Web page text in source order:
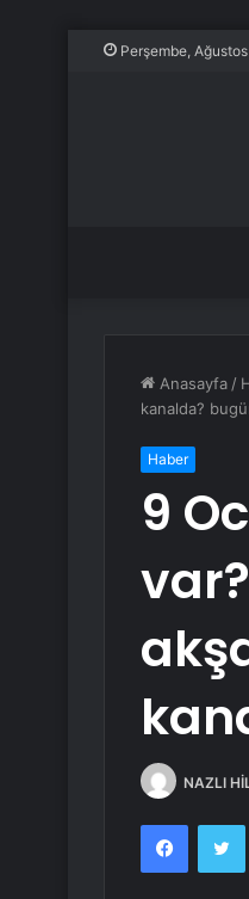
Perşembe,
Anasayfa /
kanalda?
Haber
9
NAZLI